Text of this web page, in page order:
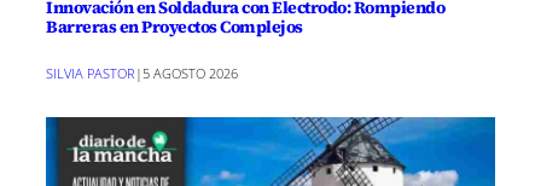
Innovación en Soldadura con Electrodo: Rompiendo
Barreras en Proyectos Complejos
SILVIA PASTOR | 5 AGOSTO 2026